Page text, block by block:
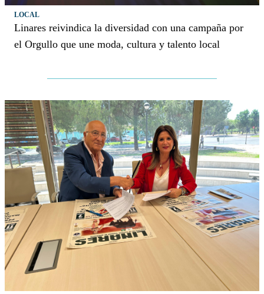
LOCAL
Linares reivindica la diversidad con una campaña por
el Orgullo que une moda, cultura y talento local